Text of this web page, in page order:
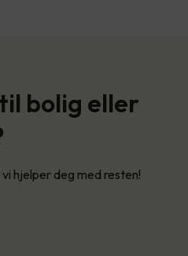
bolig eller
hjelper deg med resten!